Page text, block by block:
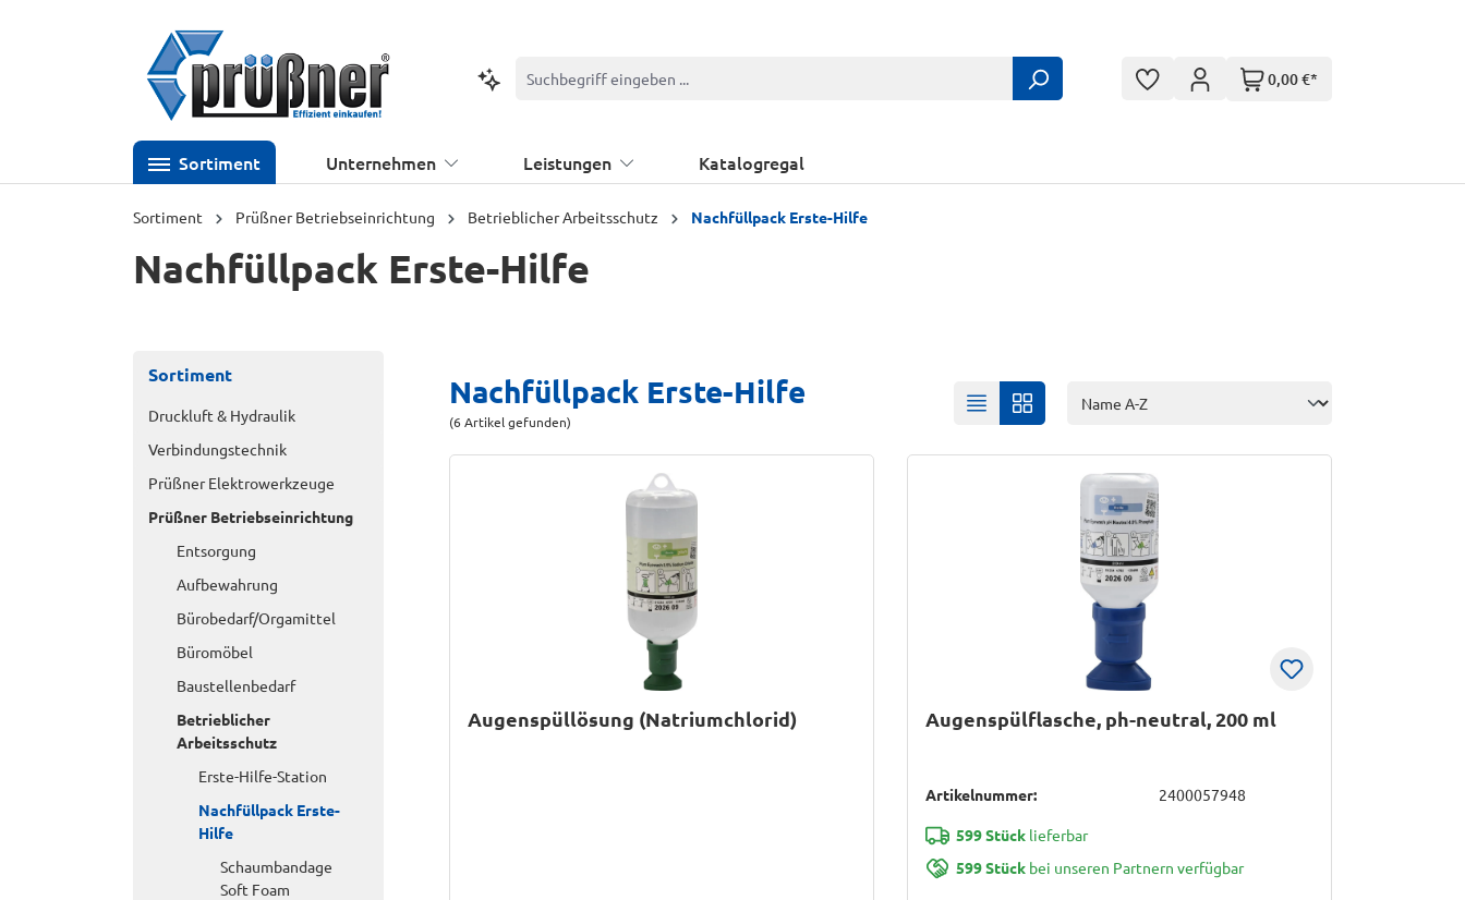
Kontextbasierte Suche 0,00 €*
Sortiment Unternehmen Leistungen Katalogregal
Sortiment Prüßner Betriebseinrichtung Betrieblicher Arbeitsschutz Nachfüllpack Erste-Hilfe
Nachfüllpack Erste-Hilfe
Sortiment
Druckluft & Hydraulik
Verbindungstechnik
Prüßner Elektrowerkzeuge
Prüßner Betriebseinrichtung
Entsorgung
Aufbewahrung
Bürobedarf/Orgamittel
Büromöbel
Baustellenbedarf
Betrieblicher
Arbeitsschutz
Erste-Hilfe-Station
Nachfüllpack Erste-
Hilfe
Schaumbandage
Soft Foam
Nachfüllpack Erste-Hilfe
(6 Artikel gefunden)
Augenspüllösung (Natriumchlorid) Augenspülflasche, ph-neutral, 200 ml
Artikelnummer: 2400057948
599 Stück lieferbar
599 Stück bei unseren Partnern verfügbar